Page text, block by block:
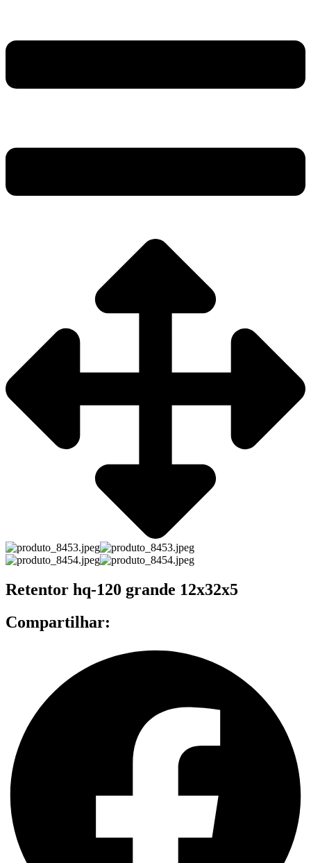
Retentor hq-120 grande 12x32x5
Compartilhar: